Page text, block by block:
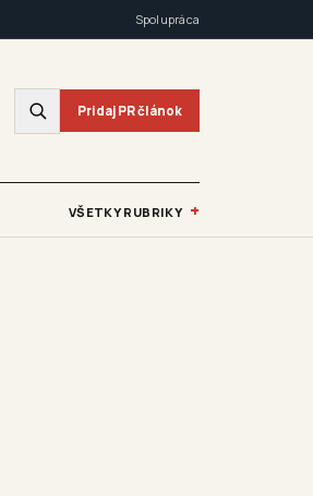
Spolupráca
Pridaj PR článok
VŠETKY RUBRIKY +